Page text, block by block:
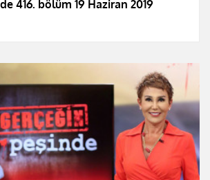
416. bölüm 19 Haziran 2019